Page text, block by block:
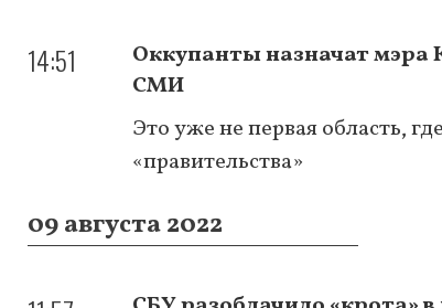
14:51
Оккупанты назначат
СМИ
Это уже не первая область,
«правительства»
09 августа 2022